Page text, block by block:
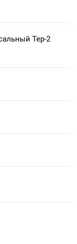
Tep-2